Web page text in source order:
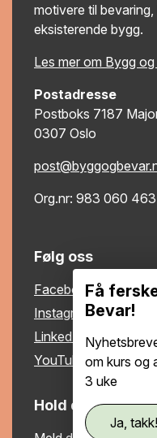
motivere til
eksisterende bygg.
Les mer om Bygg
Postadresse
Postboks 7187
0307 Oslo
Org.nr: 983 060 463
Følg oss
Facebook
Instagram
LinkedIn
YouTube
Hold deg
Få
Bevar!
om kurs og
3 uke
Ja, takk!